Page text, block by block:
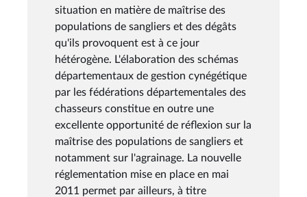
situation en matière de maîtrise des
populations de sangliers et des dégâts
qu'ils provoquent est à ce jour
hétérogène. L'élaboration des schémas
départementaux de gestion cynégétique
par les fédérations départementales des
chasseurs constitue en outre une
excellente opportunité de réflexion sur la
maîtrise des populations de sangliers et
notamment sur l'agrainage. La nouvelle
réglementation mise en place en mai
2011 permet par ailleurs, à titre